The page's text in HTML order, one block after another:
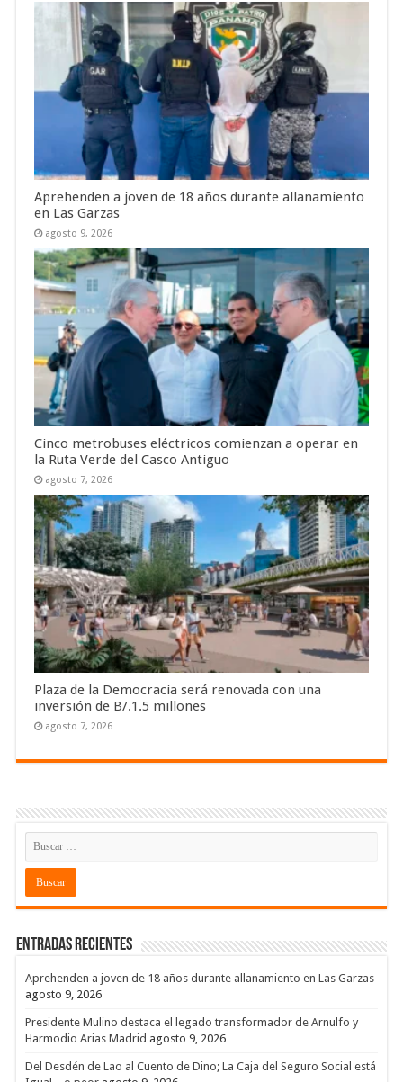
Aprehenden a joven de 18 años durante allanamiento
en Las Garzas
agosto 9, 2026
Cinco metrobuses eléctricos comienzan a operar en
la Ruta Verde del Casco Antiguo
agosto 7, 2026
Plaza de la Democracia será renovada con una
inversión de B/.1.5 millones
agosto 7, 2026
Entradas recientes
Aprehenden a joven de 18 años durante allanamiento en Las Garzas
agosto 9, 2026
Presidente Mulino destaca el legado transformador de Arnulfo y
Harmodio Arias Madrid agosto 9, 2026
Del Desdén de Lao al Cuento de Dino; La Caja del Seguro Social está